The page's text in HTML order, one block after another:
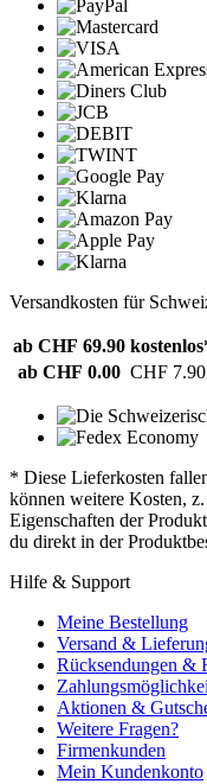
Versandkosten für
ab CHF 69.90
ab CHF 0.00 CHF 7.90
* Diese Lieferkosten
können weitere Kosten,
Eigenschaften der
du direkt in der
Hilfe & Support
Meine Bestellung
Versand &
Rücksendungen &
Aktionen &
Weitere Fragen?
Firmenkunden
Mein Kundenkonto